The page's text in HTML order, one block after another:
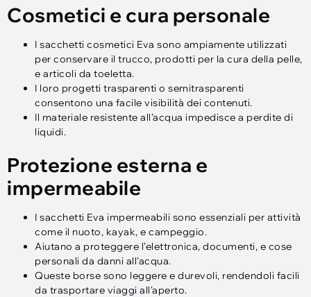
Cosmetici e cura personale
I sacchetti cosmetici Eva sono ampiamente utilizzati
per conservare il trucco, prodotti per la cura della pelle,
e articoli da toeletta.
I loro progetti trasparenti o semitrasparenti
consentono una facile visibilità dei contenuti.
Il materiale resistente all'acqua impedisce a perdite di
liquidi.
Protezione esterna e
impermeabile
I sacchetti Eva impermeabili sono essenziali per attività
come il nuoto, kayak, e campeggio.
Aiutano a proteggere l'elettronica, documenti, e cose
personali da danni all'acqua.
Queste borse sono leggere e durevoli, rendendoli facili
da trasportare viaggi all'aperto.